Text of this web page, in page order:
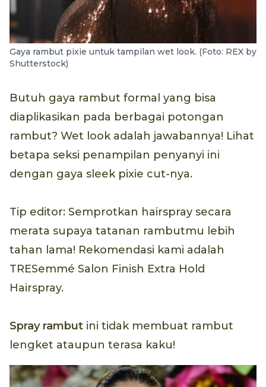
Gaya rambut pixie untuk tampilan wet look. (Foto: REX by
Shutterstock)
Butuh gaya rambut formal yang bisa
diaplikasikan pada berbagai potongan
rambut? Wet look adalah jawabannya! Lihat
betapa seksi penampilan penyanyi ini
dengan gaya sleek pixie cut-nya.
Tip editor: Semprotkan hairspray secara
merata supaya tatanan rambutmu lebih
tahan lama! Rekomendasi kami adalah
TRESemmé Salon Finish Extra Hold
Hairspray.
Spray rambut ini tidak membuat rambut
lengket ataupun terasa kaku!